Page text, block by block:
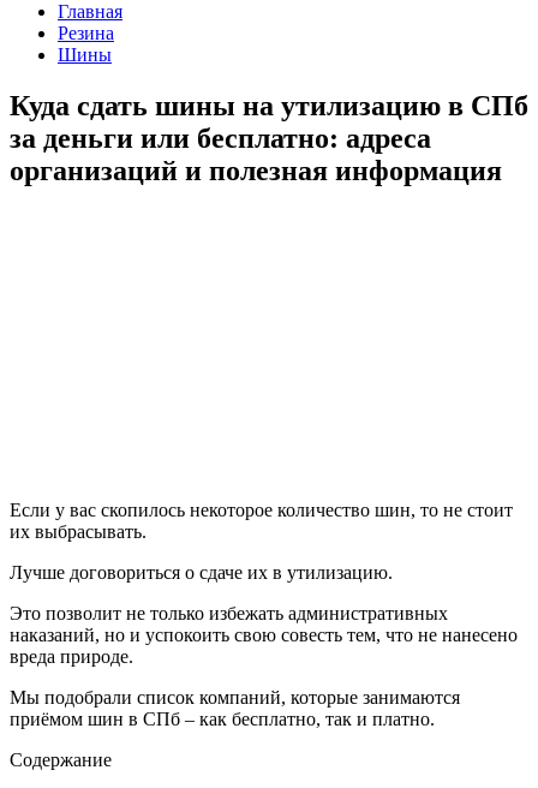
Главная
Резина
Шины
Куда сдать шины на утилизацию в СПб
за деньги или бесплатно: адреса
организаций и полезная информация
Если у вас скопилось некоторое количество шин, то не стоит
их выбрасывать.
Лучше договориться о сдаче их в утилизацию.
Это позволит не только избежать административных
наказаний, но и успокоить свою совесть тем, что не нанесено
вреда природе.
Мы подобрали список компаний, которые занимаются
приёмом шин в СПб – как бесплатно, так и платно.
Содержание